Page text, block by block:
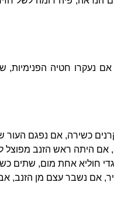
נעקרו חטיה
כשירה, אם נפגם
היתה ראש הזנב מפוצל
חוליא אחת מום, שתים
אם נשבר עצם מן הזנב,